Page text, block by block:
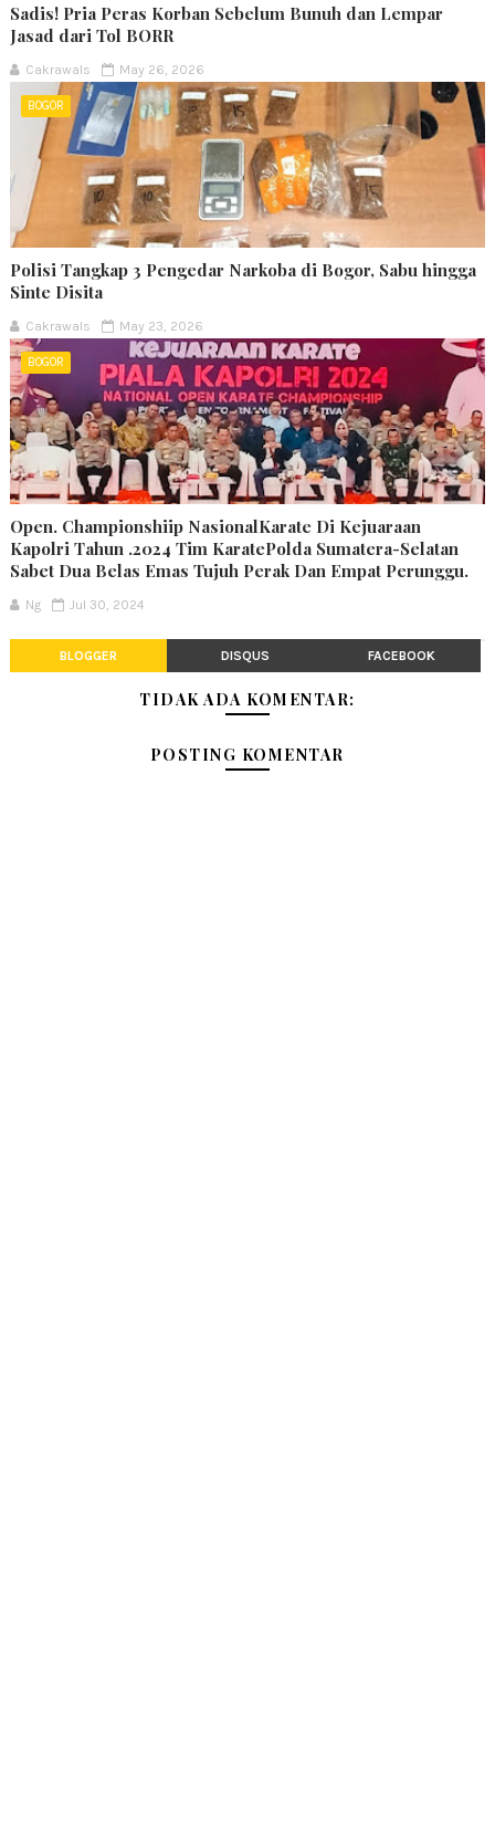
Sadis! Pria Peras Korban Sebelum Bunuh dan Lempar
Jasad dari Tol BORR
Cakrawals May 26, 2026
BOGOR
Polisi Tangkap 3 Pengedar Narkoba di Bogor, Sabu hingga
Sinte Disita
Cakrawals May 23, 2026
BOGOR
Open. Championshiip NasionalKarate Di Kejuaraan
Kapolri Tahun .2024 Tim KaratePolda Sumatera-Selatan
Sabet Dua Belas Emas Tujuh Perak Dan Empat Perunggu.
Ng Jul 30, 2024
BLOGGER DISQUS FACEBOOK
TIDAK ADA KOMENTAR:
POSTING KOMENTAR